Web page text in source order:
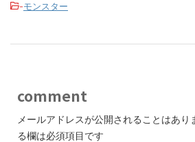
-モンスター
comment
メールアドレスが公開されることはあり
る欄は必須項目です